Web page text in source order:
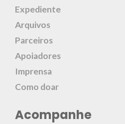
Expediente
Arquivos
Parceiros
Apoiadores
Imprensa
Como doar
Acompanhe